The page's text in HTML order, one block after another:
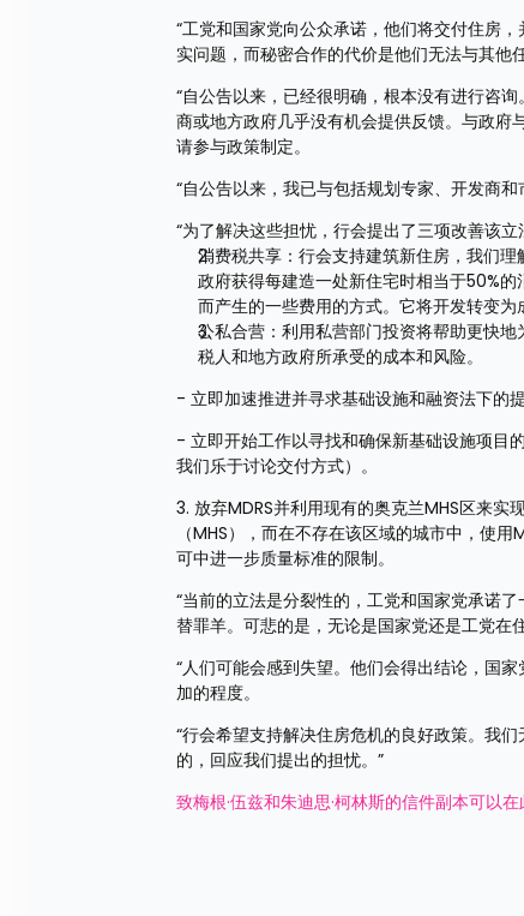
“工党和国家党向公众承诺，他们将交付住房
实问题，而秘密合作的代价是他们无法与其他
“自公告以来，已经很明确，根本没有进行咨
商或地方政府几乎没有机会提供反馈。与政府
请参与政策制定。
“自公告以来，我已与包括规划专家、开发商
“为了解决这些担忧，行会提出了三项改善该立
消费税共享：行会支持建筑新住房，我们
政府获得每建造一处新住宅时相当于50%
而产生的一些费用的方式。它将开发转变为
公私合营：利用私营部门投资将帮助更快
税人和地方政府所承受的成本和风险。
- 立即加速推进并寻求基础设施和融资法下的
- 立即开始工作以寻找和确保新基础设施项目
我们乐于讨论交付方式）。
3. 放弃MDRS并利用现有的奥克兰MHS区来
（MHS），而在不存在该区域的城市中，使
可中进一步质量标准的限制。
“当前的立法是分裂性的，工党和国家党承诺
替罪羊。可悲的是，无论是国家党还是工党在
“人们可能会感到失望。他们会得出结论，国
加的程度。
“行会希望支持解决住房危机的良好政策。我
的，回应我们提出的担忧。”
致梅根·伍兹和朱迪思·柯林斯的信件副本可以